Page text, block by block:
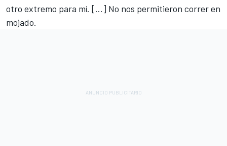
otro extremo para mí. [...] No nos permitieron correr en
mojado.